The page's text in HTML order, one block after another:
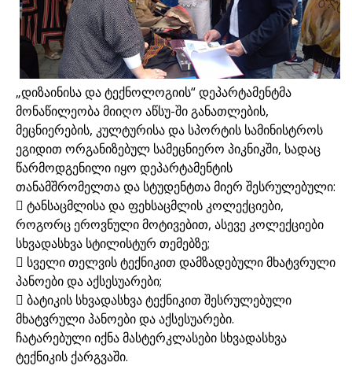
„დიზაინისა და ტექნოლოგიის“ დეპარტამენტმა
მონაწილეობა მიიღო აწსუ-ში განათლების,
მეცნიერების, კულტურისა და სპორტის სამინისტროს
ეგიდით ორგანიზებულ სამეცნიერო პიკნიკში, სადაც
წარმოდგენილი იყო დეპარტამენტის
თანამშრომელთა და სტუდენტთა მიერ შესრულებული:
 ტანსაცმლისა და ფეხსაცმლის კოლექციები,
როგორც ეროვნული მოტივებით, ასევე კოლექციები
სხვადასხვა სტილისტურ თემებზე;
 სველი თელვის ტექნიკით დამზადებული მხატვრული
პანოები და აქსესუარები;
 ბატიკის სხვადასხვა ტექნიკით შესრულებული
მხატვრული პანოები და აქსესუარები.
ჩატარებული იქნა მასტერკლასები სხვადასხვა
ტექნიკის ქარგვაში.